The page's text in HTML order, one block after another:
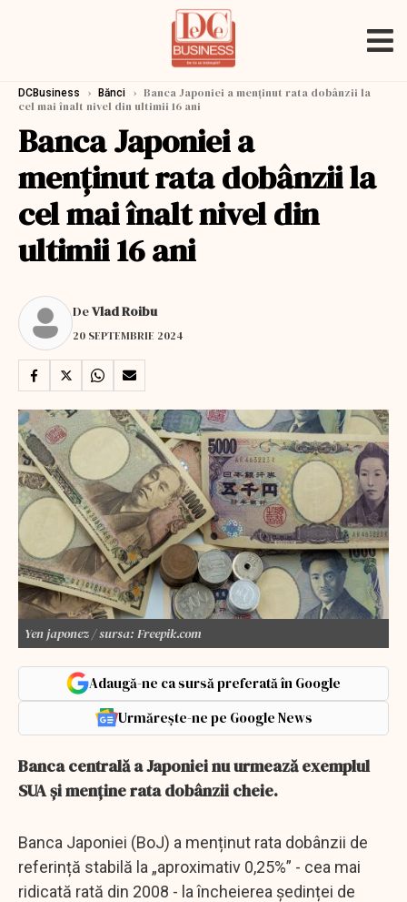
DCBusiness › Bănci › Banca Japoniei a menținut rata dobânzii la
cel mai înalt nivel din ultimii 16 ani
Banca Japoniei a
menținut rata dobânzii la
cel mai înalt nivel din
ultimii 16 ani
DeVlad Roibu
20 SEPTEMBRIE 2024
Yen japonez / sursa: Freepik.com
Adaugă-ne ca sursă preferată în Google
Urmărește-ne pe Google News
Banca centrală a Japoniei nu urmează exemplul
SUA și menține rata dobânzii cheie.
Banca Japoniei (BoJ) a menținut rata dobânzii de
referință stabilă la „aproximativ 0,25%” - cea mai
ridicată rată din 2008 - la încheierea ședinței de